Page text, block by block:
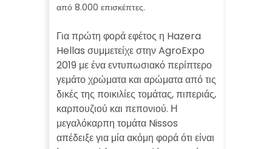
από 8.000 επισκέπτες.
Για πρώτη φορά εφέτος η Hazera
Hellas συμμετείχε στην AgroExpo
2019 με ένα εντυπωσιακό περίπτερο
γεμάτο χρώματα και αρώματα από τις
δικές της ποικιλίες τομάτας, πιπεριάς,
καρπουζιού και πεπονιού. Η
μεγαλόκαρπη τομάτα Nissos
απέδειξε για μία ακόμη φορά ότι είναι